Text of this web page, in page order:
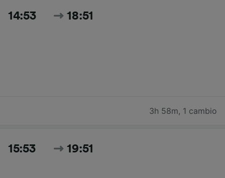
14:53 18:51
3h 58m, 1 cambio
15:53 19:51